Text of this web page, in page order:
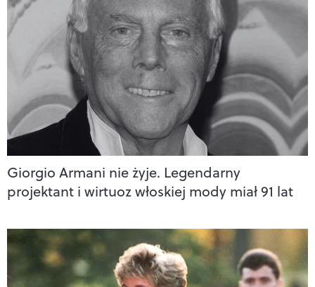
Giorgio Armani nie żyje. Legendarny
projektant i wirtuoz włoskiej mody miał 91 lat